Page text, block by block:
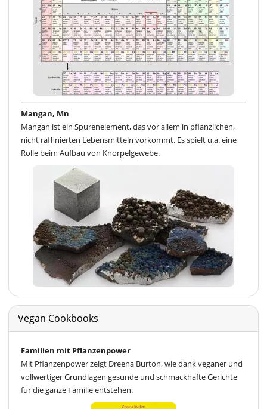
Mangan, Mn
Mangan ist ein Spurenelement, das vor allem in pflanzlichen,
nicht raffinierten Lebensmitteln vorkommt. Es spielt u.a. eine
Rolle beim Aufbau von Knorpelgewebe.
Vegan Cookbooks
Familien mit Pflanzenpower
Mit Pflanzenpower zeigt Dreena Burton, wie dank veganer und
vollwertiger Grundlagen gesunde und schmackhafte Gerichte
für die ganze Familie entstehen.